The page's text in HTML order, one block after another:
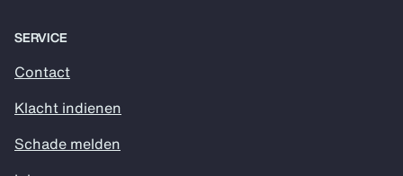
SERVICE
Contact
Klacht indienen
Schade melden